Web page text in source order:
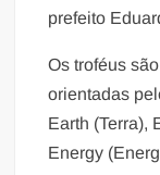
prefeito
Os troféus
orientadas
Earth (Terra),
Energy